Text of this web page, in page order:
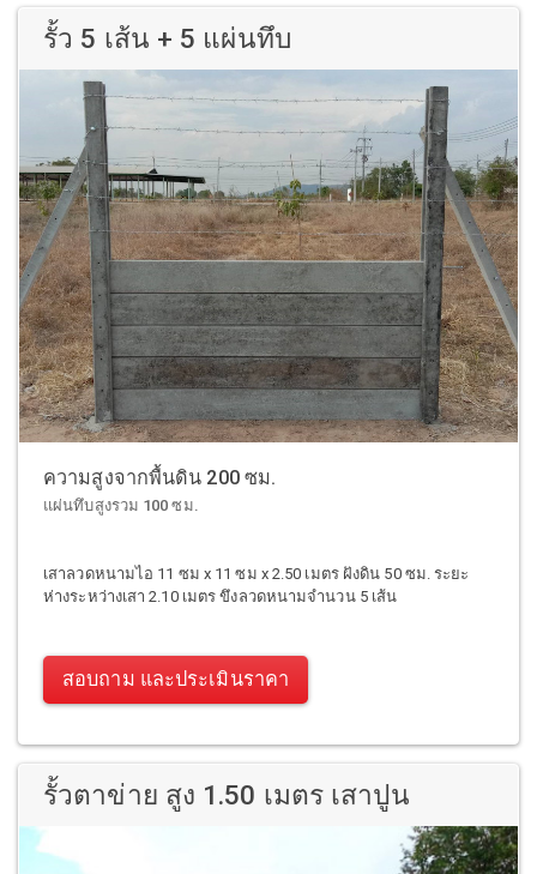
รั้ว 5 เส้น + 5 แผ่นทึบ
ความสูงจากพื้นดิน 200 ซม.
แผ่นทึบสูงรวม 100 ซม.
เสาลวดหนามไอ 11 ซม x 11 ซม x 2.50 เมตร ฝังดิน 50 ซม. ระยะ
ห่างระหว่างเสา 2.10 เมตร ขึงลวดหนามจำนวน 5 เส้น
สอบถาม และประเมินราคา
รั้วตาข่าย สูง 1.50 เมตร เสาปูน